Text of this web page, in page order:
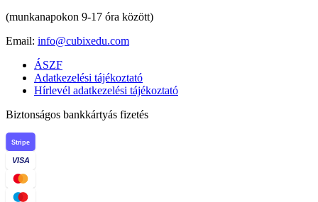
(munkanapokon 9-17 óra között)
Email: info@cubixedu.com
ÁSZF
Adatkezelési tájékoztató
Hírlevél adatkezelési tájékoztató
Biztonságos bankkártyás fizetés
Stripe
VISA